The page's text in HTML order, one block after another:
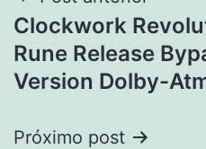
de
Post
Clockwork
Rune Release
Version Dolby-
Próximo post